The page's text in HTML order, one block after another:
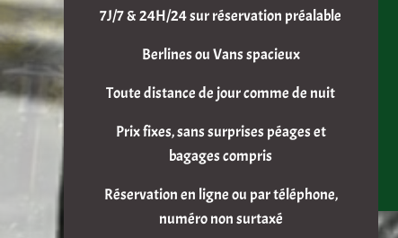
7J/7 & 24H/24 sur réservation préalable
Berlines ou Vans spacieux
Toute distance de jour comme de nuit
Prix fixes, sans surprises péages et
bagages compris
Réservation en ligne ou par téléphone,
numéro non surtaxé